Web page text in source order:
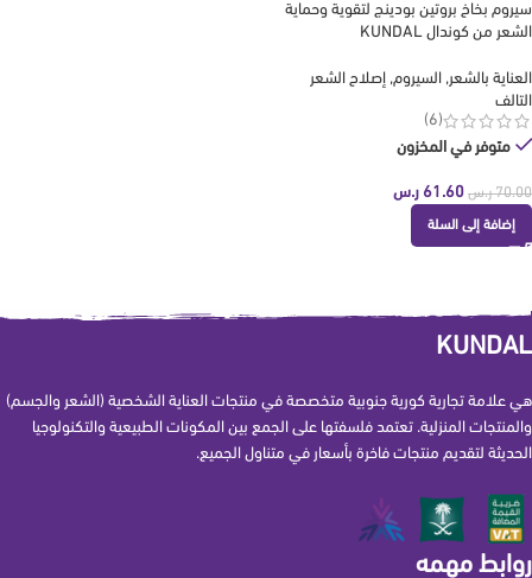
سيروم بخاخ بروتين بودينج لتقوية وحماية
الشعر من كوندال KUNDAL
العناية بالشعر, السيروم, إصلاح الشعر
التالف
(6)
متوفر في المخزون
70.00 ر.س 61.60 ر.س
إضافة إلى السلة
KUNDAL
هي علامة تجارية كورية جنوبية متخصصة في منتجات العناية الشخصية (الشعر والجسم)
والمنتجات المنزلية. تعتمد فلسفتها على الجمع بين المكونات الطبيعية والتكنولوجيا
الحديثة لتقديم منتجات فاخرة بأسعار في متناول الجميع.
روابط مهمه